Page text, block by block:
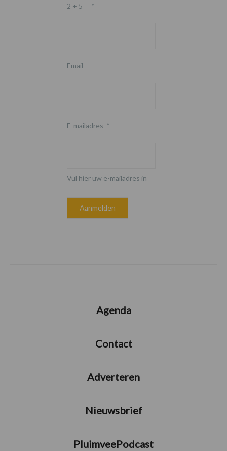
2 + 5 = *
Email
E-mailadres *
Vul hier uw e-mailadres in
Agenda
Contact
Adverteren
Nieuwsbrief
PluimveePodcast